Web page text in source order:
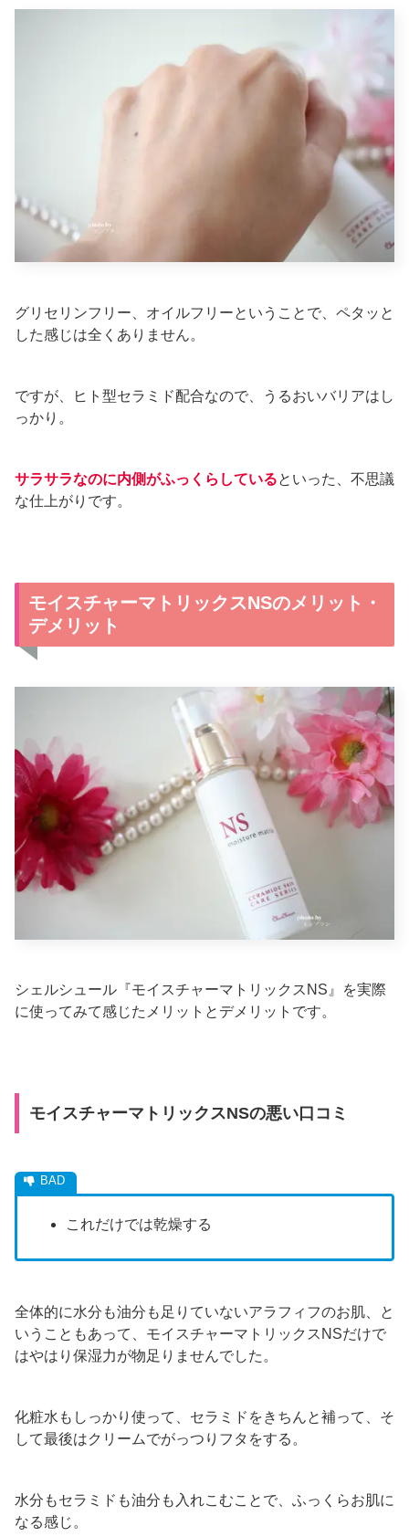
グリセリンフリー、オイルフリーということで、ペタッと
した感じは全くありません。
ですが、ヒト型セラミド配合なので、うるおいバリアはし
っかり。
サラサラなのに内側がふっくらしているといった、不思議
な仕上がりです。
モイスチャーマトリックスNSのメリット・
デメリット
シェルシュール『モイスチャーマトリックスNS』を実際
に使ってみて感じたメリットとデメリットです。
モイスチャーマトリックスNSの悪い口コミ
これだけでは乾燥する
全体的に水分も油分も足りていないアラフィフのお肌、と
いうこともあって、モイスチャーマトリックスNSだけで
はやはり保湿力が物足りませんでした。
化粧水もしっかり使って、セラミドをきちんと補って、そ
して最後はクリームでがっつりフタをする。
水分もセラミドも油分も入れこむことで、ふっくらお肌に
なる感じ。